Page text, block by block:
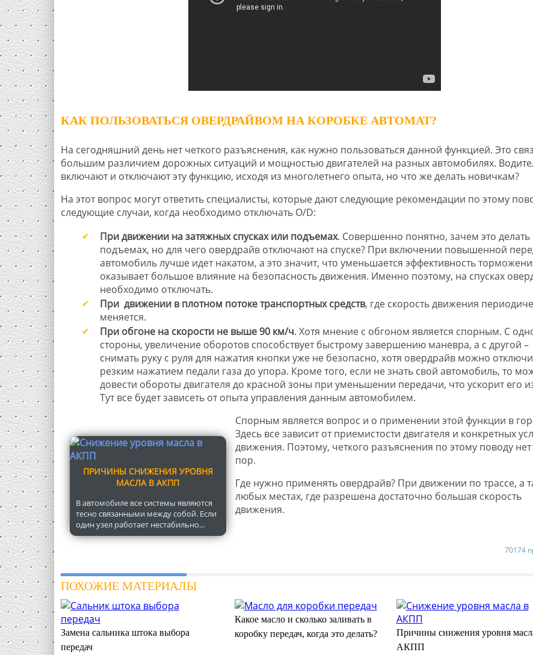
КАК ПОЛЬЗОВАТЬСЯ ОВЕРДРАЙВОМ НА КОРОБКЕ АВТОМАТ?
На сегодняшний день нет четкого разъяснения, как нужно пользоваться данной функцией. Это
большим различием дорожных ситуаций и мощностью двигателей на разных автомобилях.
включают и отключают эту функцию, исходя из многолетнего опыта, но что же делать новичкам?
На этот вопрос могут ответить специалисты, которые дают следующие рекомендации по этому
следующие случаи, когда необходимо отключать O/D:
При движении на затяжных спусках или подъемах. Совершенно понятно, зачем это делать
подъемах, но для чего овердрайв отключают на спуске? При включении повышенной
автомобиль лучше идет накатом, а это значит, что уменьшается эффективность
оказывает большое влияние на безопасность движения. Именно поэтому, на спусках
необходимо отключать.
При движении в плотном потоке транспортных средств, где скорость движения
меняется.
При обгоне на скорости не выше 90 км/ч. Хотя мнение с обгоном является спорным. С
стороны, увеличение оборотов способствует быстрому завершению маневра, а с другой –
снимать руку с руля для нажатия кнопки уже не безопасно, хотя овердрайв можно
резким нажатием педали газа до упора. Кроме того, если не знать свой автомобиль, то
довести обороты двигателя до красной зоны при уменьшении передачи, что ускорит его
Тут все будет зависеть от опыта управления данным автомобилем.
ПРИЧИНЫ СНИЖЕНИЯ УРОВНЯ
МАСЛА В АКПП
В автомобиле все системы являются
тесно связанными между собой. Если
один узел работает нестабильно...
Спорным является вопрос и о применении этой функции в
Здесь все зависит от приемистости двигателя и конкретных
движения. Поэтому, четкого разъяснения по этому поводу нет
пор.
Где нужно применять овердрайв? При движении по трассе, а
любых местах, где разрешена достаточно большая скорость
движения.
70174
ПОХОЖИЕ МАТЕРИАЛЫ
Замена сальника штока выбора
передач
Какое масло и сколько заливать в
коробку передач, когда это делать?
Причины снижения уровня
АКПП